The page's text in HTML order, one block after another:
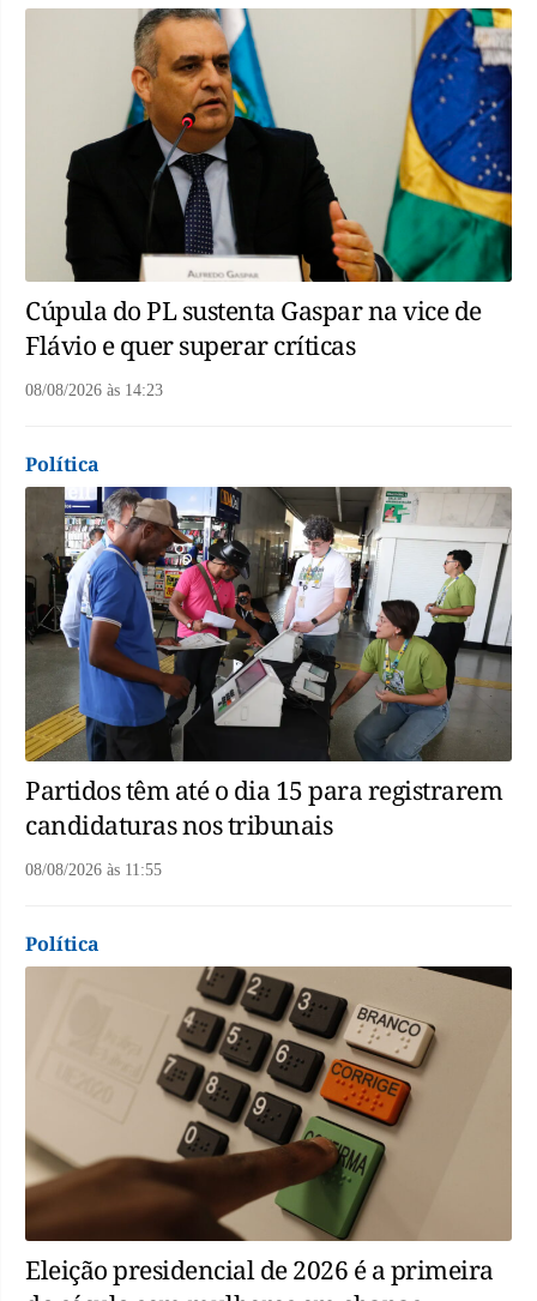
Cúpula do PL sustenta Gaspar na vice de
Flávio e quer superar críticas
08/08/2026 às 14:23
Política
Partidos têm até o dia 15 para registrarem
candidaturas nos tribunais
08/08/2026 às 11:55
Política
Eleição presidencial de 2026 é a primeira